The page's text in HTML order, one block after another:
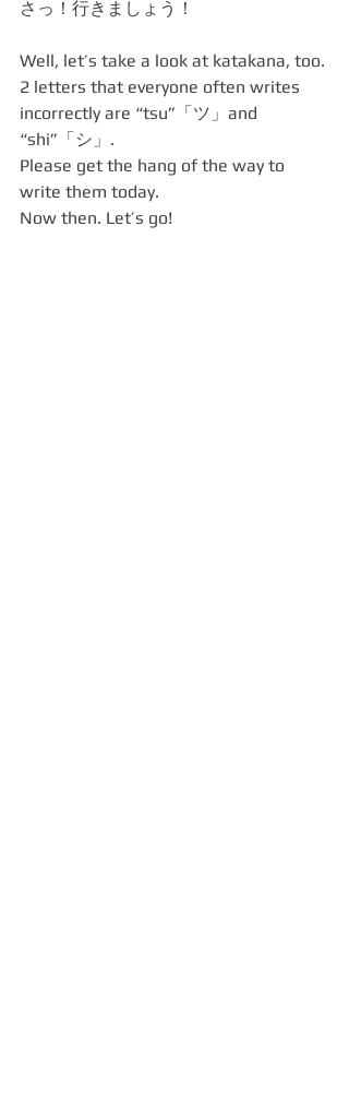
さっ！行きましょう！
Well, let’s take a look at katakana, too.
2 letters that everyone often writes
incorrectly are “tsu”「ツ」and
“shi”「シ」.
Please get the hang of the way to
write them today.
Now then. Let’s go!